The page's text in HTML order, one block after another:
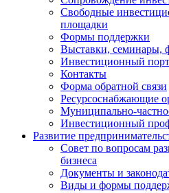
Свободные
площадки
Формы поддержки
Выставки, семинары,
Инвестиционный
Контакты
Форма обратной связи
Ресурсоснабжающие
Муниципально-
Инвестиционный
Развитие
Совет по вопросам
бизнеса
Документы и
Виды и формы